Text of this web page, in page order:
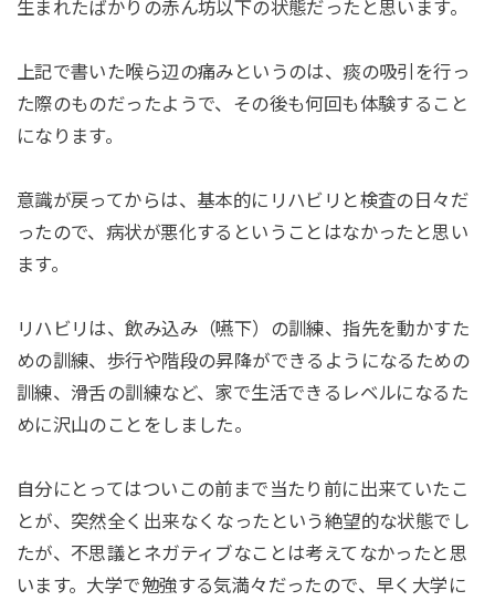
生まれたばかりの赤ん坊以下の状態だったと思います。
上記で書いた喉ら辺の痛みというのは、痰の吸引を行っ
た際のものだったようで、その後も何回も体験すること
になります。
意識が戻ってからは、基本的にリハビリと検査の日々だ
ったので、病状が悪化するということはなかったと思い
ます。
リハビリは、飲み込み（嚥下）の訓練、指先を動かすた
めの訓練、歩行や階段の昇降ができるようになるための
訓練、滑舌の訓練など、家で生活できるレベルになるた
めに沢山のことをしました。
自分にとってはついこの前まで当たり前に出来ていたこ
とが、突然全く出来なくなったという絶望的な状態でし
たが、不思議とネガティブなことは考えてなかったと思
います。大学で勉強する気満々だったので、早く大学に